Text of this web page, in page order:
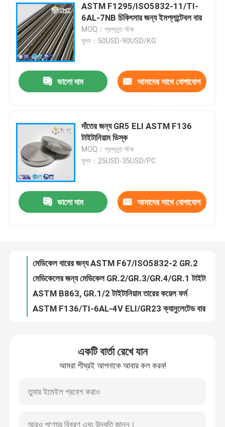
পণ্য
ভিডিও
কারখানা ভ্রমণ
মান নিয়ন্ত্রণ
টাইটানিয়াম বার
টাইটানিয়াম শীট/প্লেট
ASTM F1295/ISO5832-11/TI-
6AL-7NB চিকিৎসার জন্য ইমপ্লান্টেবল বার
MOQ：প্রস্তুত স্টক
মূল্য：50USD-90USD/KG
ভালো দাম আমাদের সাথে যোগাযোগ
দাঁতের জন্য GR5 ELI ASTM F136
টাইটানিয়াম ডিস্ক
MOQ：প্রস্তুত স্টক
মূল্য：25USD-35USD/PC
ভালো দাম আমাদের সাথে যোগাযোগ
মেডিকেল বারের জন্য ASTM F67/ISO5832-2 GR.2
ASTM B265 FOIL GR.2/GR.1
TMT দ্বারা টাইটানিয়াম হিট এক্সচেঞ্জার
TMT দ্বারা টাইটানিয়াম স্ক্রু
TMT দ্বারা টাইটানিয়াম মেশিন যন্ত্রাংশ
TMT দ্বারা টাইটানিয়াম মেশিন যন্ত্রাংশ
একটি বার্তা রেখে যান
আমরা শীঘ্রই আপনাকে আবার কল করব!